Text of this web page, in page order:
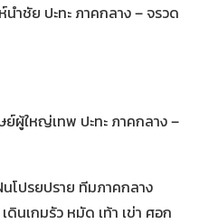
ย ปะทะ ภาคกลาง – จรวด
หญ่เทพ ปะทะ ภาคกลาง –
โปรยปราย ทีมภาคกลาง
ดินเกมรัว หมัด เท้า เข่า ศอก